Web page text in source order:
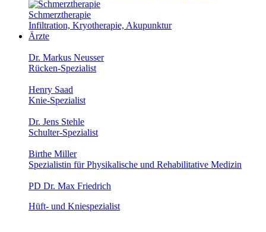
Schmerztherapie
Infiltration, Kryotherapie, Akupunktur
Ärzte
Dr. Markus Neusser
Rücken-Spezialist
Henry Saad
Knie-Spezialist
Dr. Jens Stehle
Schulter-Spezialist
Birthe Miller
Spezialistin für Physikalische und Rehabilitative Medizin
PD Dr. Max Friedrich
Hüft- und Kniespezialist